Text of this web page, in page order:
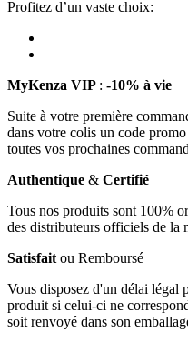
Profitez d’un vaste choix:
MyKenza VIP : -10% à vie
Suite à votre première
dans votre colis un code
toutes vos prochaines
Authentique & Certifié
Tous nos produits sont 100%
des distributeurs officiels de la
Satisfait ou Remboursé
Vous disposez d'un délai légal
produit si celui-ci ne
soit renvoyé dans son